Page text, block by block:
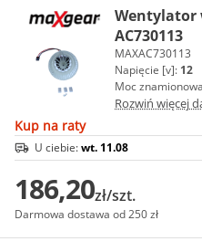
Wentylator
AC730113
MAXAC730113
Napięcie [v]: 12
Moc
Rozwiń więcej
Kup na raty
U ciebie:wt. 11.08
186,20zł/szt.
Darmowa dostawa od 250 zł